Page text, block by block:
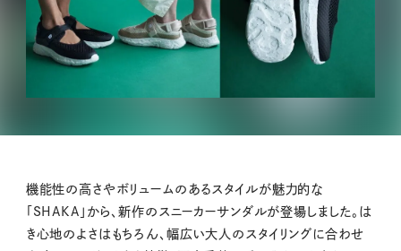
機能性の高さやボリュームのあるスタイルが魅力的な
「SHAKA」から、新作のスニーカーサンダルが登場しました。は
き心地のよさはもちろん、幅広い大人のスタイリングに合わせ